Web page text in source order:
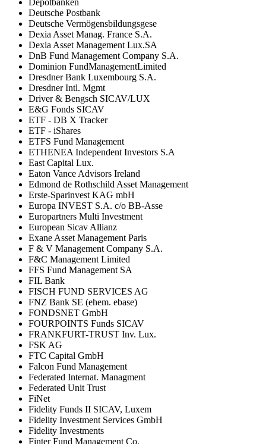
Deutsche Postbank
Deutsche Vermögensbildungsgese
Dexia Asset Manag. France S.A.
Dexia Asset Management Lux.SA
DnB Fund Management Company S.A.
Dominion FundManagementLimited
Dresdner Bank Luxembourg S.A.
Dresdner Intl. Mgmt
Driver & Bengsch SICAV/LUX
E&G Fonds SICAV
ETF - DB X Tracker
ETF - iShares
ETFS Fund Management
ETHENEA Independent Investors S.A
East Capital Lux.
Eaton Vance Advisors Ireland
Edmond de Rothschild Asset Management
Erste-Sparinvest KAG mbH
Europa INVEST S.A. c/o BB-Asse
Europartners Multi Investment
European Sicav Allianz
Exane Asset Management Paris
F & V Management Company S.A.
F&C Management Limited
FFS Fund Management SA
FIL Bank
FISCH FUND SERVICES AG
FNZ Bank SE (ehem. ebase)
FONDSNET GmbH
FOURPOINTS Funds SICAV
FRANKFURT-TRUST Inv. Lux.
FSK AG
FTC Capital GmbH
Falcon Fund Management
Federated Internat. Managment
Federated Unit Trust
FiNet
Fidelity Funds II SICAV, Luxem
Fidelity Investment Services GmbH
Fidelity Investments
Finter Fund Management Co.